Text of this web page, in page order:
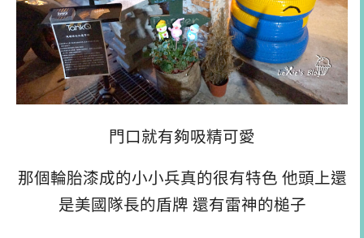
門口就有夠吸精可愛
那個輪胎漆成的小小兵真的很有特色 他頭上還
是美國隊長的盾牌 還有雷神的槌子